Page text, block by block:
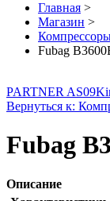
Главная >
Магазин >
Fubag
PARTNER AS09
Вернуться к:
Fubag
Описание